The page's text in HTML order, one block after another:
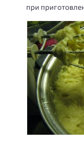
при